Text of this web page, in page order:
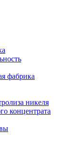
фабрика
никеля
концентрата